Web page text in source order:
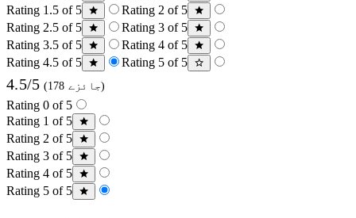
Rating 1.5 of 5
Rating 2 of 5
Rating 2.5 of 5
Rating 3 of 5
Rating 3.5 of 5
Rating 4 of 5
Rating 4.5 of 5
Rating 5 of 5
4.5/5 (178 جائزے)
Rating 0 of 5
Rating 1 of 5
Rating 2 of 5
Rating 3 of 5
Rating 4 of 5
Rating 5 of 5